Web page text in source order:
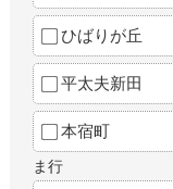
ひばりが丘
平太夫新田
本宿町
ま行